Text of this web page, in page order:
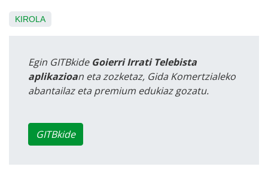
KIROLA
Egin GITBkide Goierri Irrati Telebista
aplikazioan eta zozketaz, Gida Komertzialeko
abantailaz eta premium edukiaz gozatu.
GITBkide